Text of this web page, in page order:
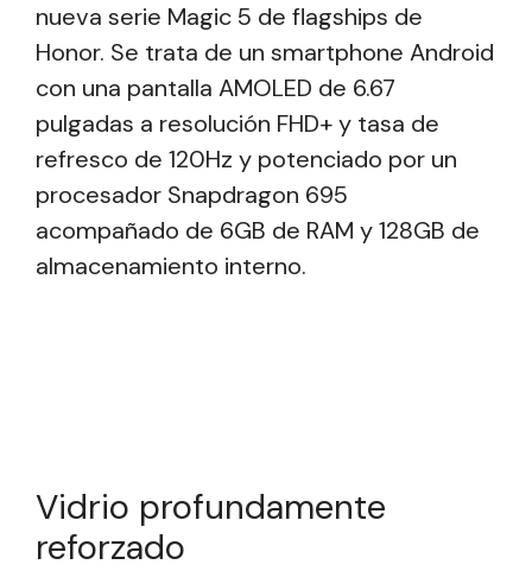
nueva serie Magic 5 de flagships de
Honor. Se trata de un smartphone Android
con una pantalla AMOLED de 6.67
pulgadas a resolución FHD+ y tasa de
refresco de 120Hz y potenciado por un
procesador Snapdragon 695
acompañado de 6GB de RAM y 128GB de
almacenamiento interno.
Vidrio profundamente
reforzado